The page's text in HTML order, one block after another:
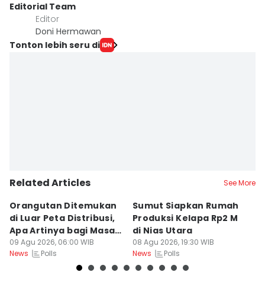
Editorial Team
Editor
Doni Hermawan
Tonton lebih seru di
Related Articles See More
Orangutan Ditemukan
di Luar Peta Distribusi,
Apa Artinya bagi Masa
Depan Konservasi?
09 Agu 2026, 06:00 WIB
News
Polls
Sumut Siapkan Rumah
Produksi Kelapa Rp2 M
di Nias Utara
08 Agu 2026, 19:30 WIB
News
Polls